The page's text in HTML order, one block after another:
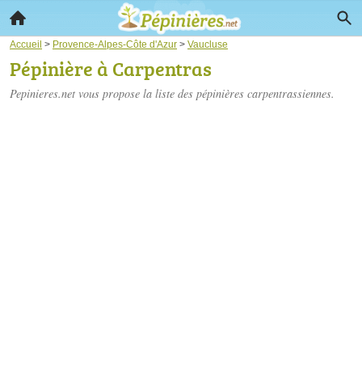
Accueil > Provence-Alpes-Côte d'Azur > Vaucluse
Pépinière à Carpentras
Pepinieres.net vous propose la liste des pépinières carpentrassiennes.